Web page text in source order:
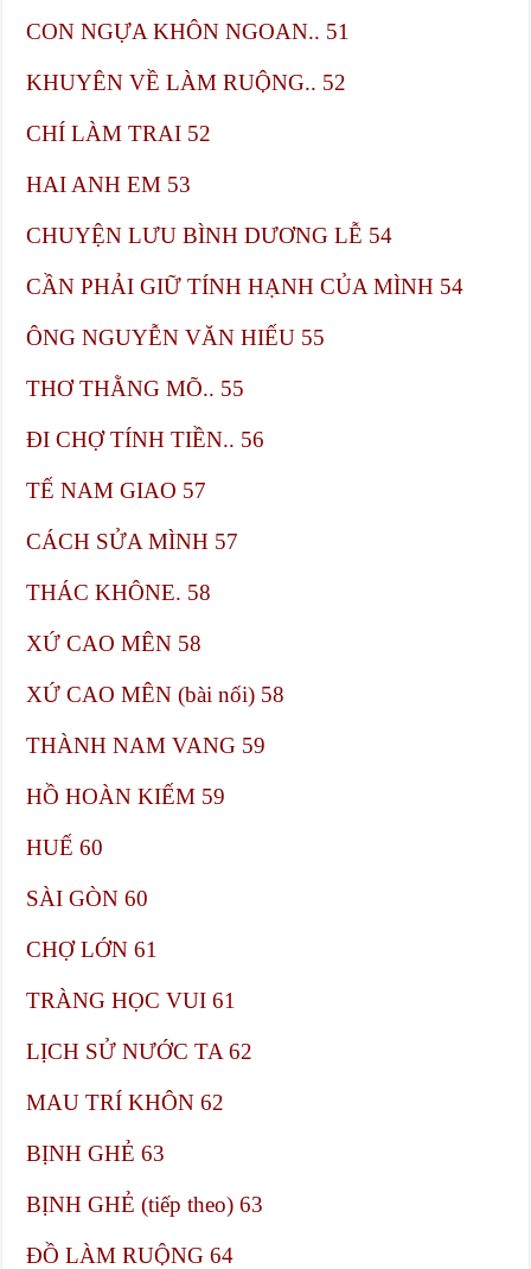
CON NGỰA KHÔN NGOAN.. 51
KHUYÊN VỀ LÀM RUỘNG.. 52
CHÍ LÀM TRAI​ 52
HAI ANH EM​ 53
CHUYỆN LƯU BÌNH DƯƠNG LỄ​ 54
CẦN PHẢI GIỮ TÍNH HẠNH CỦA MÌNH​ 54
ÔNG NGUYỄN VĂN HIẾU​ 55
THƠ THẰNG MÕ.. 55
ĐI CHỢ TÍNH TIỀN.. 56
TẾ NAM GIAO​ 57
CÁCH SỬA MÌNH​ 57
THÁC KHÔNE.​ 58
XỨ CAO MÊN​ 58
XỨ CAO MÊN (bài nối)​ 58
THÀNH NAM VANG​ 59
HỒ HOÀN KIẾM​ 59
HUẾ​ 60
SÀI GÒN​ 60
CHỢ LỚN​ 61
TRÀNG HỌC VUI​ 61
LỊCH SỬ NƯỚC TA​ 62
MAU TRÍ KHÔN​ 62
BỊNH GHẺ​ 63
BỊNH GHẺ (tiếp theo)​ 63
ĐỒ LÀM RUỘNG​ 64